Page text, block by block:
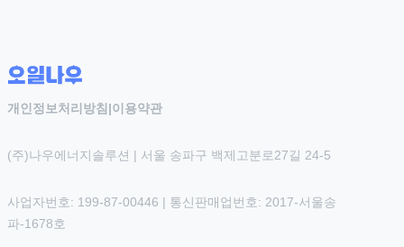
개인정보처리방침 |이용약관
(주)나우에너지솔루션 | 서울 송파구 백제고분로27길 24-5
사업자번호: 199-87-00446 | 통신판매업번호: 2017-서울송
파-1678호